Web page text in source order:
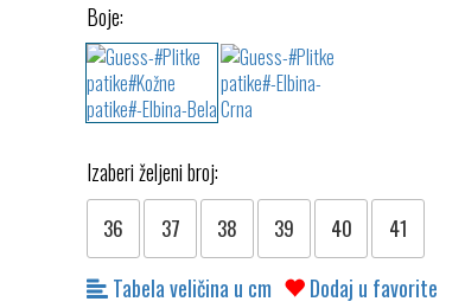
Boje:
Izaberi željeni broj:
36 37 38 39 40 41
Tabela veličina u cm Dodaj u favorite